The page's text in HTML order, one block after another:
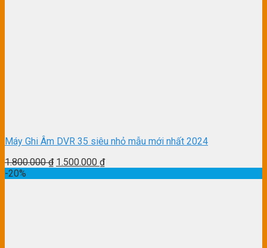
Máy Ghi Âm DVR 35 siêu nhỏ mẫu mới nhất 2024
1.800.000₫ 1.500.000 ₫
-20%